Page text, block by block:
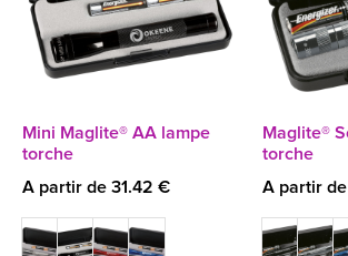
Mini Maglite® AA lampe
torche
A partir de 31.42 €
Maglite®
torche
A partir